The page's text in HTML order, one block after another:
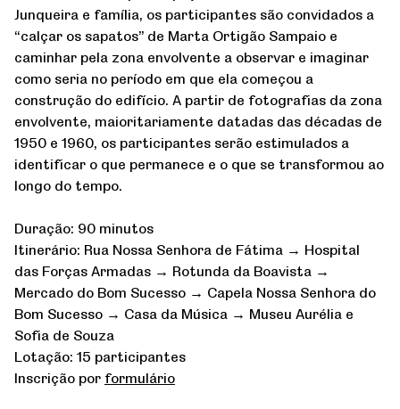
Junqueira e família, os participantes são convidados a
“calçar os sapatos” de Marta Ortigão Sampaio e
caminhar pela zona envolvente a observar e imaginar
como seria no período em que ela começou a
construção do edifício. A partir de fotografias da zona
envolvente, maioritariamente datadas das décadas de
1950 e 1960, os participantes serão estimulados a
identificar o que permanece e o que se transformou ao
longo do tempo.
Duração: 90 minutos
Itinerário: Rua Nossa Senhora de Fátima → Hospital
das Forças Armadas → Rotunda da Boavista →
Mercado do Bom Sucesso → Capela Nossa Senhora do
Bom Sucesso → Casa da Música → Museu Aurélia e
Sofia de Souza
Lotação: 15 participantes
Inscrição por formulário